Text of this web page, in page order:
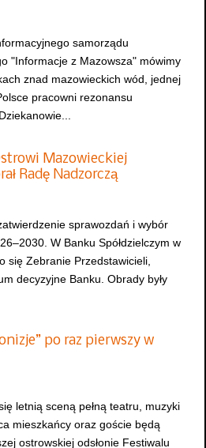
samorządu
"Informacje z Mazowsza" mówimy
znad mazowieckich wód, jednej
pracowni rezonansu
Mazowieckiej
Radę Nadzorczą
sprawozdań i wybór
W Banku Spółdzielczym w
się Zebranie Przedstawicieli,
decyzyjne Banku. Obrady były
po raz pierwszy w
letnią sceną pełną teatru, muzyki
mieszkańcy oraz goście będą
ostrowskiej odsłonie Festiwalu